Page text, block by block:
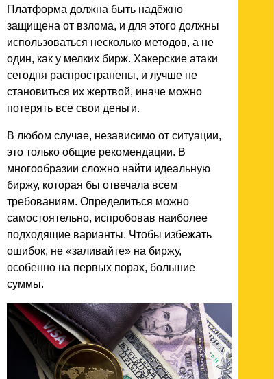
Платформа должна быть надёжно
защищена от взлома, и для этого должны
использоваться несколько методов, а не
один, как у мелких бирж. Хакерские атаки
сегодня распространены, и лучше не
становиться их жертвой, иначе можно
потерять все свои деньги.
В любом случае, независимо от ситуации,
это только общие рекомендации. В
многообразии сложно найти идеальную
биржу, которая бы отвечала всем
требованиям. Определиться можно
самостоятельно, испробовав наиболее
подходящие варианты. Чтобы избежать
ошибок, не «заливайте» на биржу,
особенно на первых порах, большие
суммы.